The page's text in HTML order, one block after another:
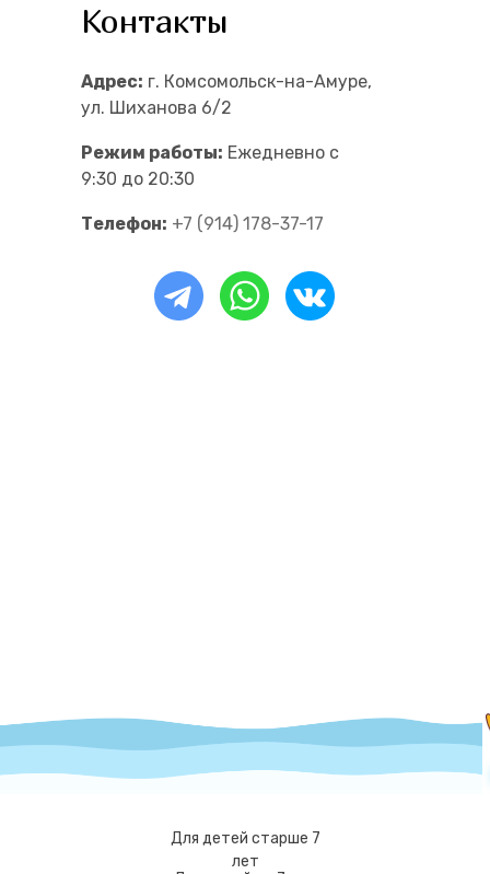
Контакты
Адрес: г. Комсомольск-на-Амуре,
ул. Шиханова 6/2
Режим работы: Ежедневно с
9:30 до 20:30
Телефон: +7 (914) 178-37-17
Для детей старше 7
лет